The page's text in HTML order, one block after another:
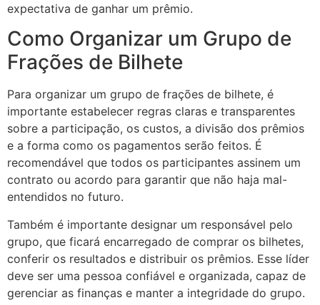
expectativa de ganhar um prêmio.
Como Organizar um Grupo de
Frações de Bilhete
Para organizar um grupo de frações de bilhete, é
importante estabelecer regras claras e transparentes
sobre a participação, os custos, a divisão dos prêmios
e a forma como os pagamentos serão feitos. É
recomendável que todos os participantes assinem um
contrato ou acordo para garantir que não haja mal-
entendidos no futuro.
Também é importante designar um responsável pelo
grupo, que ficará encarregado de comprar os bilhetes,
conferir os resultados e distribuir os prêmios. Esse líder
deve ser uma pessoa confiável e organizada, capaz de
gerenciar as finanças e manter a integridade do grupo.